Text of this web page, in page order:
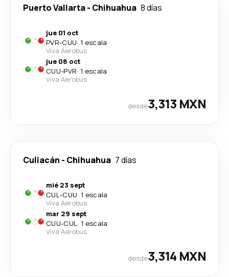
Puerto Vallarta- Chihuahua 8 días
jue 01 oct
PVR-CUU· 1 escala
Viva Aerobus
jue 08 oct
CUU-PVR· 1 escala
Viva Aerobus
desde3,313 MXN
Culiacán - Chihuahua 7 días
mié 23 sept
CUL-CUU· 1 escala
Viva Aerobus
mar 29 sept
CUU-CUL· 1 escala
Viva Aerobus
desde3,314 MXN